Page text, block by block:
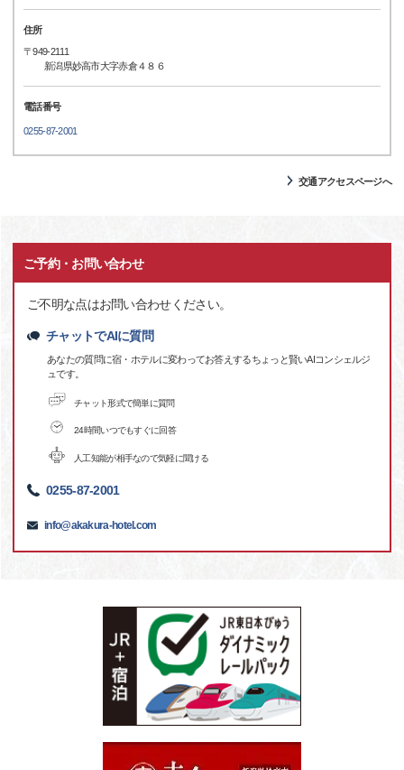
住所
〒949-2111
新潟県妙高市大字赤倉４８６
電話番号
0255-87-2001
交通アクセスページへ
ご予約・お問い合わせ
ご不明な点はお問い合わせください。
チャットでAIに質問
あなたの質問に宿・ホテルに変わってお答えするちょっと賢いAIコンシェルジ
ュです。
チャット形式で簡単に質問
24時間いつでもすぐに回答
人工知能が相手なので気軽に聞ける
0255-87-2001
info@akakura-hotel.com